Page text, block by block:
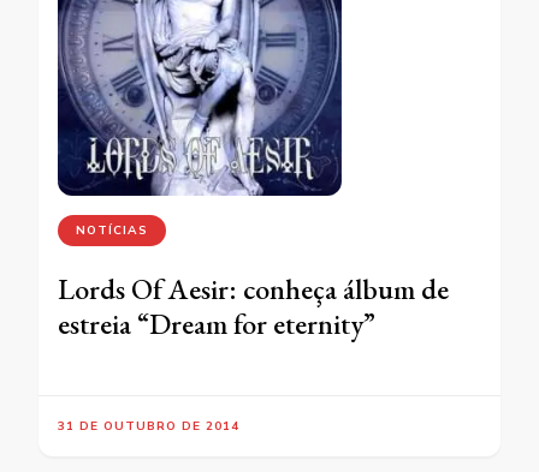
NOTÍCIAS
Lords Of Aesir: conheça álbum de
estreia “Dream for eternity”
31 DE OUTUBRO DE 2014